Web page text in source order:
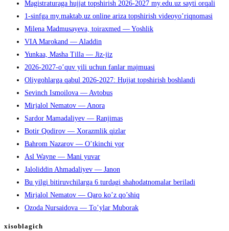
Magistraturaga hujjat topshirish 2026-2027 my.edu.uz sayti orqali
1-sinfga my.maktab.uz online ariza topshirish videoyo’riqnomasi
Milena Madmusayeva, toiraxmed — Yoshlik
VIA Marokand — Aladdin
Yunkaa, Masha Tilla — Jiz-jiz
2026-2027-o’quv yili uchun fanlar majmuasi
Oliygohlarga qabul 2026-2027: Hujjat topshirish boshlandi
Sevinch Ismoilova — Avtobus
Mirjalol Nematov — Anora
Sardor Mamadaliyev — Ranjimas
Botir Qodirov — Xorazmlik qizlar
Bahrom Nazarov — O’tkinchi yor
Asl Wayne — Mani yuvar
Jaloliddin Ahmadaliyev — Janon
Bu yilgi bitiruvchilarga 6 turdagi shahodatnomalar beriladi
Mirjalol Nematov — Qaro ko’z qo’shiq
Ozoda Nursaidova — To’ylar Muborak
xisoblagich